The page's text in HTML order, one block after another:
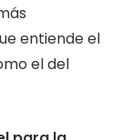
entiende el
el del